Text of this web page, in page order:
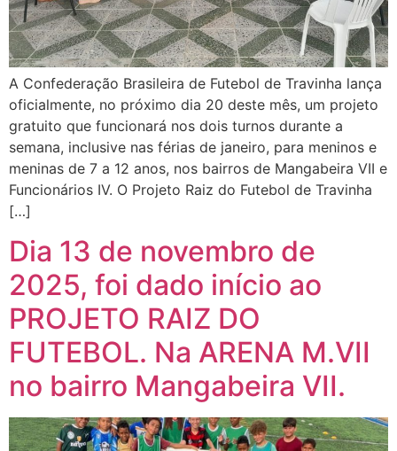
A Confederação Brasileira de Futebol de Travinha lança
oficialmente, no próximo dia 20 deste mês, um projeto
gratuito que funcionará nos dois turnos durante a
semana, inclusive nas férias de janeiro, para meninos e
meninas de 7 a 12 anos, nos bairros de Mangabeira VII e
Funcionários IV. O Projeto Raiz do Futebol de Travinha
[…]
Dia 13 de novembro de
2025, foi dado início ao
PROJETO RAIZ DO
FUTEBOL. Na ARENA M.VII
no bairro Mangabeira VII.